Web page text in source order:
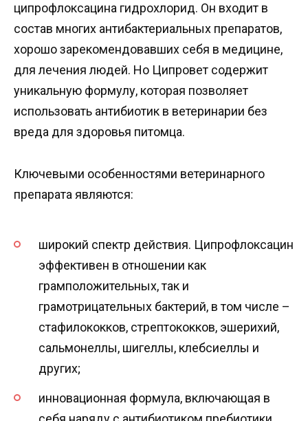
ципрофлоксацина гидрохлорид. Он входит в
состав многих антибактериальных препаратов,
хорошо зарекомендовавших себя в медицине,
для лечения людей. Но Ципровет содержит
уникальную формулу, которая позволяет
использовать антибиотик в ветеринарии без
вреда для здоровья питомца.
Ключевыми особенностями ветеринарного
препарата являются:
широкий спектр действия. Ципрофлоксацин
эффективен в отношении как
грамположительных, так и
грамотрицательных бактерий, в том числе –
стафилококков, стрептококков, эшерихий,
сальмонеллы, шигеллы, клебсиеллы и
других;
инновационная формула, включающая в